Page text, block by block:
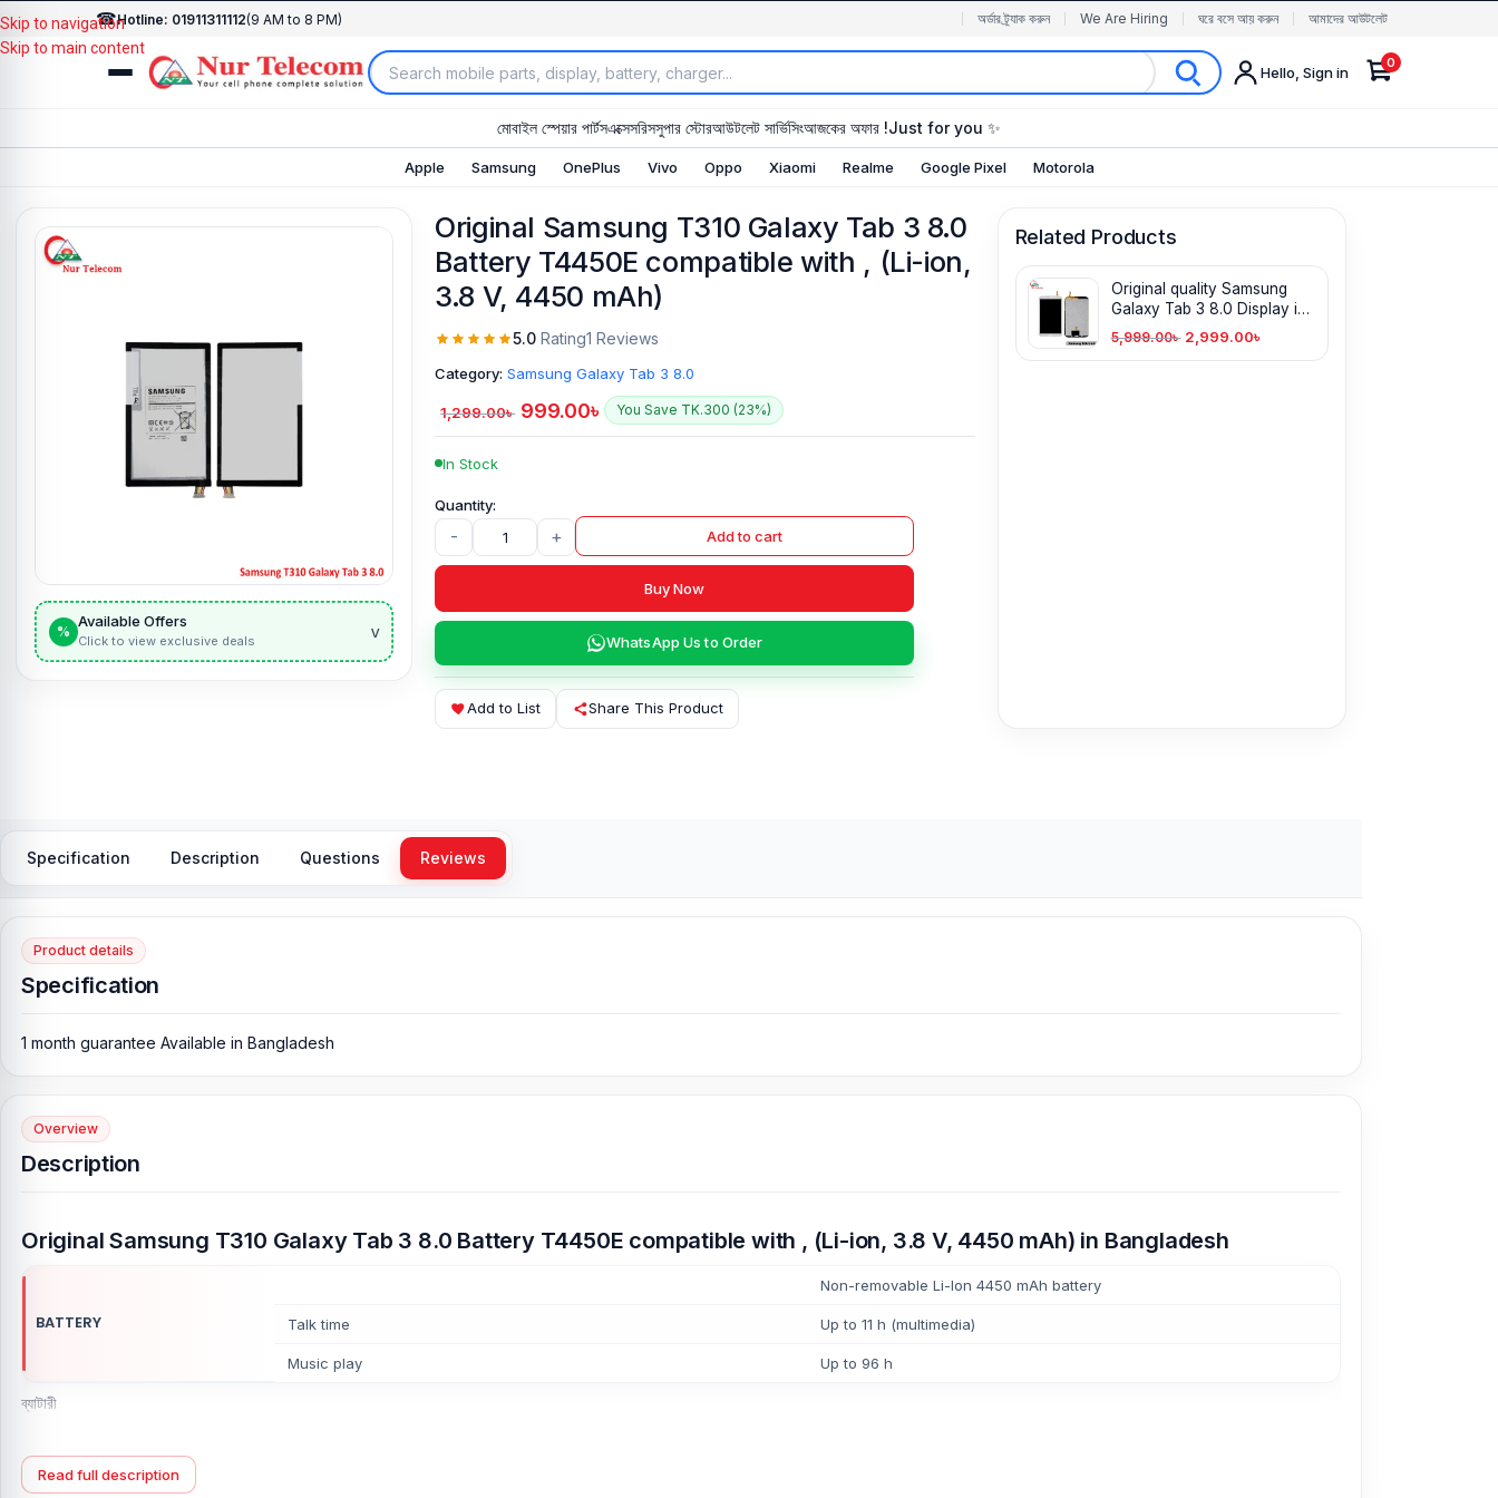
☎Hotline: 01911311112(9 AM to 8 PM) অর্ডার ট্র্যাক করুন We Are Hiring ঘরে বসে আয় করুন আমাদের আউটলেট
Hello, Sign in
0
মোবাইল স্পেয়ার পার্টসএক্সেসরিসসুপার স্টোরআউটলেট সার্ভিসিংআজকের অফার !Just for you ✨
Apple Samsung OnePlus Vivo Oppo Xiaomi Realme Google Pixel Motorola
Skip to navigation
Skip to main content
%
Available Offers
Click to view exclusive deals v
Original Samsung T310 Galaxy Tab 3 8.0
Battery T4450E compatible with , (Li-ion,
3.8 V, 4450 mAh)
5.0 Rating1 Reviews
Category: Samsung Galaxy Tab 3 8.0
1,299.00৳ 999.00৳ You Save TK.300 (23%)
In Stock
- + Add to cart
Buy Now
WhatsApp Us to Order
Add to List Share This Product
Related Products
Original quality Samsung
Galaxy Tab 3 8.0 Display in
BD
5,999.00৳ 2,999.00৳
Specification Description Questions Reviews
Product details
Specification
1 month guarantee Available in Bangladesh
Overview
Description
Original Samsung T310 Galaxy Tab 3 8.0 Battery T4450E compatible with , (Li-ion, 3.8 V, 4450 mAh) in Bangladesh
BATTERY
Non-removable Li-Ion 4450 mAh battery
Talk time Up to 11 h (multimedia)
Music play Up to 96 h
ব্যাটারী
২) ব্যাটারী কোন প্রকার ফিজিক্যাল ড্যামেজ হলে ওয়ারেন্টী হবে না।
Read full description